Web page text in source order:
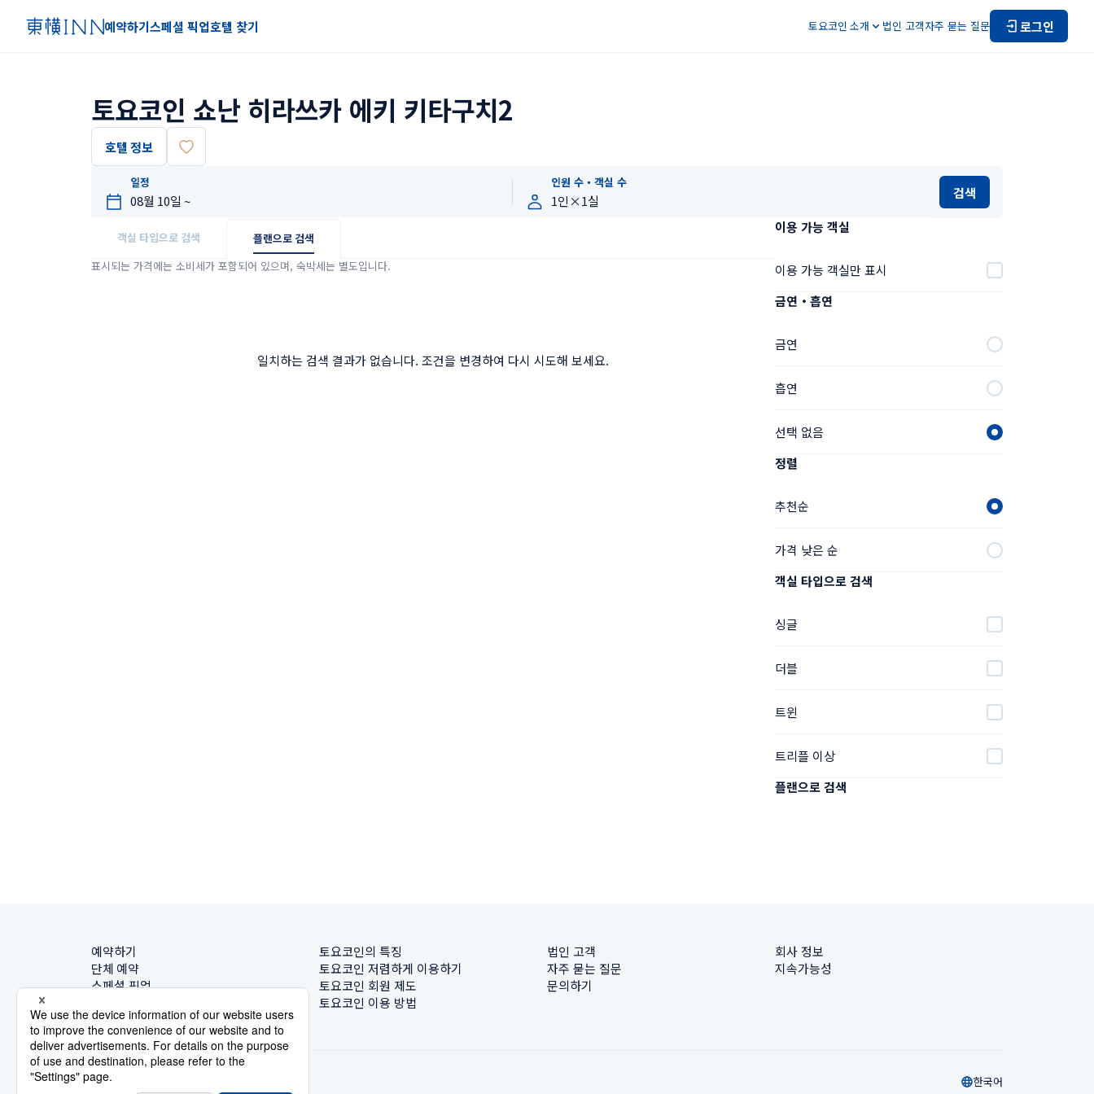
예약하기스페셜 픽업호텔 찾기 토요코인 소개 법인 고객자주 묻는 질문 로그인
토요코인 쇼난 히라쓰카 에키 키타구치2
호텔 정보
일정 인원 수・객실 수
검색
객실 타입으로 검색
플랜으로 검색
표시되는 가격에는 소비세가 포함되어 있으며, 숙박세는 별도입니다.
일치하는 검색 결과가 없습니다. 조건을 변경하여 다시 시도해 보세요.
이용 가능 객실
이용 가능 객실만 표시
금연・흡연
금연
흡연
선택 없음
정렬
추천순
가격 낮은 순
객실 타입으로 검색
싱글
더블
트윈
트리플 이상
플랜으로 검색
예약하기
단체 예약
스페셜 픽업
토요코인의 특징
토요코인 저렴하게 이용하기
토요코인 회원 제도
토요코인 이용 방법
법인 고객
자주 묻는 질문
문의하기
회사 정보
지속가능성
한국어